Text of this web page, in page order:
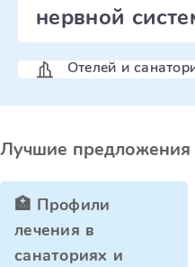
нервной
Отелей и
Лучшие предложения
🏥 Профили
лечения в
санаториях и